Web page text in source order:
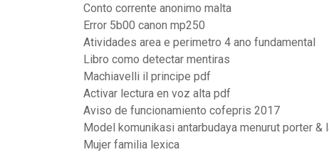
Conto corrente anonimo malta
Error 5b00 canon mp250
Atividades area e perimetro 4 ano fundamental
Libro como detectar mentiras
Machiavelli il principe pdf
Activar lectura en voz alta pdf
Aviso de funcionamiento cofepris 2017
Model komunikasi antarbudaya menurut porter &
Mujer familia lexica